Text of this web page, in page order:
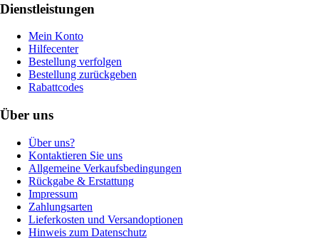
Dienstleistungen
Mein Konto
Hilfecenter
Bestellung verfolgen
Bestellung zurückgeben
Rabattcodes
Über uns
Über uns?
Kontaktieren Sie uns
Allgemeine Verkaufsbedingungen
Rückgabe & Erstattung
Impressum
Zahlungsarten
Lieferkosten und Versandoptionen
Hinweis zum Datenschutz